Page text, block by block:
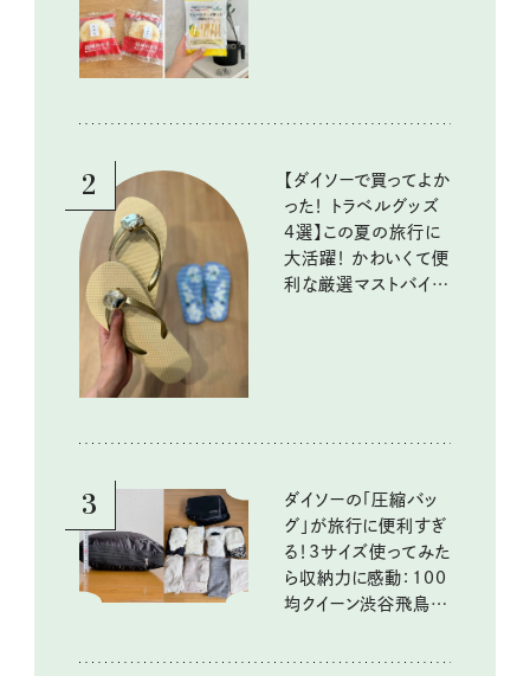
2
【ダイソーで買ってよか
った！ トラベルグッズ
4選】この夏の旅行に
大活躍！ かわいくて便
利な厳選マストバイア
3
ダイソーの「圧縮バッ
グ」が旅行に便利すぎ
る！3サイズ使ってみた
ら収納力に感動：100
均クイーン渋谷飛鳥の